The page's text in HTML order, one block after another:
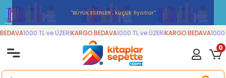
''BÜYÜK ESERLER , küçük fiyatlar''
1000 TL ve ÜZERİKARGO BEDAVA1000 TL ve ÜZERİKARGO BEDAVA1000
0